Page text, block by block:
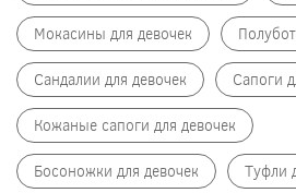
Мокасины для девочек
Сандалии для девочек Сапоги
Кожаные сапоги для девочек
Босоножки для девочек Туфли